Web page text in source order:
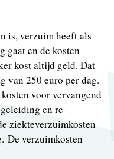
is, verzuim heeft als
gaat en de kosten
kost altijd geld. Dat
van 250 euro per dag.
voor vervangend
en re-
ziekteverzuimkosten
De verzuimkosten